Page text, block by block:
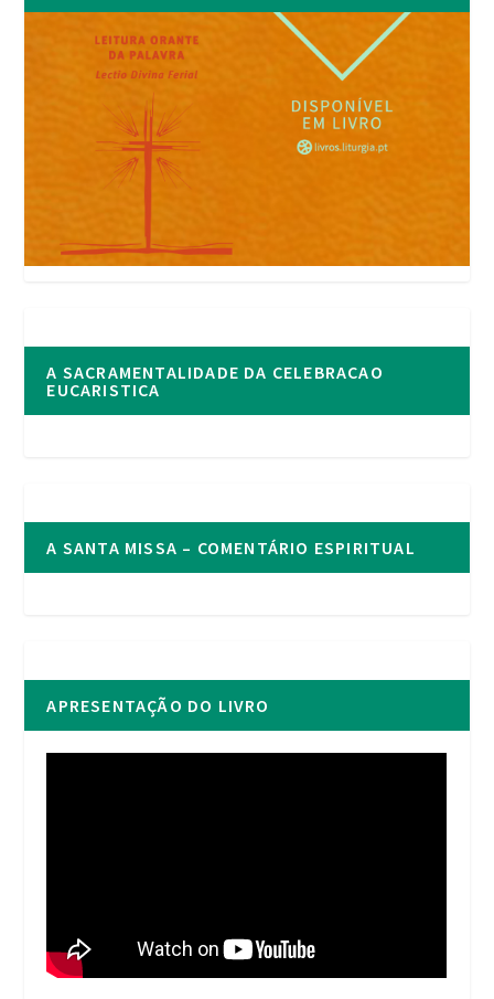
A SACRAMENTALIDADE DA CELEBRACAO
EUCARISTICA
A SANTA MISSA – COMENTÁRIO ESPIRITUAL
APRESENTAÇÃO DO LIVRO